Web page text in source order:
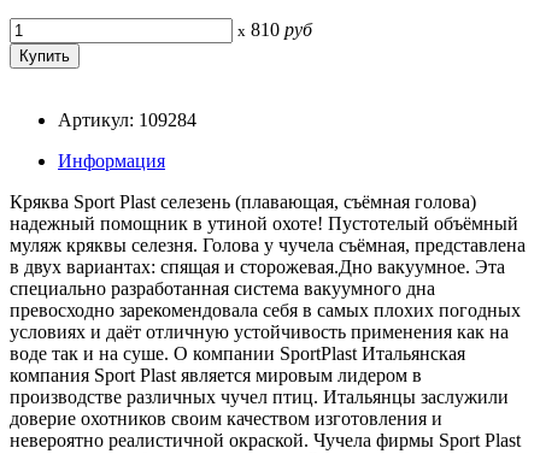
x 810 руб
Артикул: 109284
Информация
Кряква Sport Plast селезень (плавающая, съёмная голова)
надежный помощник в утиной охоте! Пустотелый объёмный
муляж кряквы селезня. Голова у чучела съёмная, представлена
в двух вариантах: спящая и сторожевая.Дно вакуумное. Эта
специально разработанная система вакуумного дна
превосходно зарекомендовала себя в самых плохих погодных
условиях и даёт отличную устойчивость применения как на
воде так и на суше. О компании SportPlast Итальянская
компания Sport Plast является мировым лидером в
производстве различных чучел птиц. Итальянцы заслужили
доверие охотников своим качеством изготовления и
невероятно реалистичной окраской. Чучела фирмы Sport Plast